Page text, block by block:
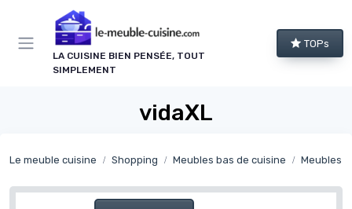
LA CUISINE BIEN PENSÉE, TOUT
SIMPLEMENT
TOPs
vidaXL
Le meuble cuisine Shopping Meubles bas de cuisine Meubles bas
Panneau de gestion des cookies